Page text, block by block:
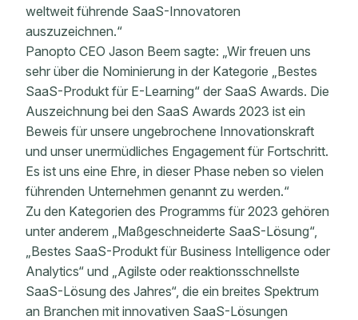
weltweit führende SaaS-Innovatoren
auszuzeichnen.“
Panopto CEO Jason Beem sagte: „Wir freuen uns
sehr über die Nominierung in der Kategorie „Bestes
SaaS-Produkt für E-Learning“ der SaaS Awards. Die
Auszeichnung bei den SaaS Awards 2023 ist ein
Beweis für unsere ungebrochene Innovationskraft
und unser unermüdliches Engagement für Fortschritt.
Es ist uns eine Ehre, in dieser Phase neben so vielen
führenden Unternehmen genannt zu werden.“
Zu den Kategorien des Programms für 2023 gehören
unter anderem „Maßgeschneiderte SaaS-Lösung“,
„Bestes SaaS-Produkt für Business Intelligence oder
Analytics“ und „Agilste oder reaktionsschnellste
SaaS-Lösung des Jahres“, die ein breites Spektrum
an Branchen mit innovativen SaaS-Lösungen